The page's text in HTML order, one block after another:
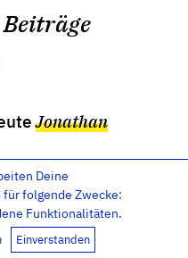
Jonathan
EdwardsLehre
Deine
folgende Zwecke:
Funktionalitäten.
Einverstanden